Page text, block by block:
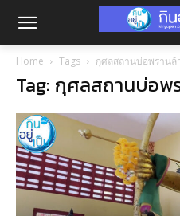
Home Tags กุศลสถานบ่อพรานล้
Tag: กุศลสถานบ่อพ